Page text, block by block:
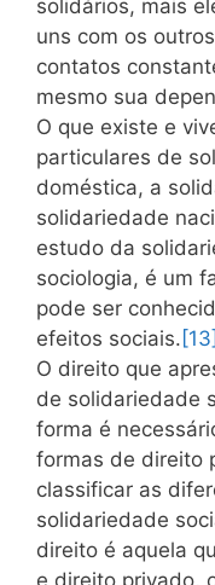
solidários, mais
uns com os
contatos
mesmo sua
O que existe e
particulares de
doméstica, a
solidariedade
estudo da
sociologia, é um
pode ser
efeitos sociais. [13]
O direito que
de solidariedade
forma é
formas de direito
classificar as
solidariedade
direito é aquela